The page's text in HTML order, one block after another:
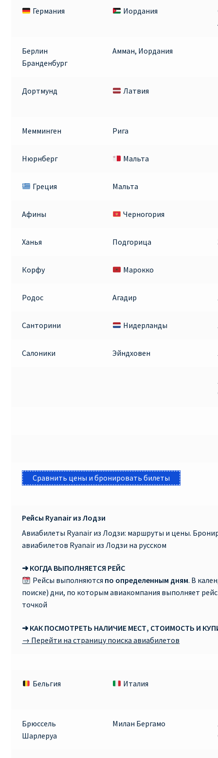
Германия Иордания
Берлин
Бранденбург
Амман, Иордания
Дортмунд Латвия
Мемминген Рига
Нюрнберг Мальта
Греция Мальта
Афины Черногория
Ханья Подгорица
Корфу Марокко
Родос Агадир
Санторини Нидерланды
Салоники Эйндховен
Сравнить цены и бронировать билеты
Рейсы Ryanair из Лодзи
Авиабилеты Ryanair из Лодзи: маршруты и цены.
авиабилетов Ryanair из Лодзи на русском
➜ КОГДА ВЫПОЛНЯЕТСЯ РЕЙС
Рейсы выполняются по определенным дням. В
поиске) дни, по которым авиакомпания выполняет
точкой
➜ КАК ПОСМОТРЕТЬ НАЛИЧИЕ МЕСТ, СТОИМОСТЬ И
→ Перейти на страницу поиска авиабилетов
Бельгия
Италия
Брюссель
Шарлеруа
Милан Бергамо